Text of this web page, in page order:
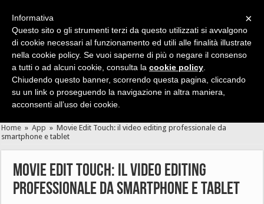
Cerca velocemente news, recensioni, guide, app, giochi ...
Home » App » Movie Edit Touch: il video editing professionale da
smartphone e tablet
Movie Edit Touch: il video editing
professionale da smartphone e tablet
×
Informativa
Questo sito o gli strumenti terzi da questo utilizzati si avvalgono
di cookie necessari al funzionamento ed utili alle finalità illustrate
nella cookie policy. Se vuoi saperne di più o negare il consenso
a tutti o ad alcuni cookie, consulta la cookie policy
Chiudendo questo banner, scorrendo questa pagina, cliccando
su un link o proseguendo la navigazione in altra maniera,
acconsenti all’uso dei cookie.